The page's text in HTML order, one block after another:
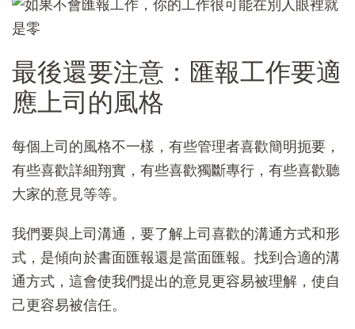
最後還要注意：匯報工作要適
應上司的風格
每個上司的風格不一樣，有些管理者喜歡簡明扼要，
有些喜歡詳細翔實，有些喜歡獨斷專行，有些喜歡聽
大家的意見等等。
我們要與上司溝通，要了解上司喜歡的溝通方式和形
式，是傾向於書面匯報還是當面匯報。找到合適的溝
通方式，這會使我們提出的意見更容易被理解，使自
己更容易被信任。